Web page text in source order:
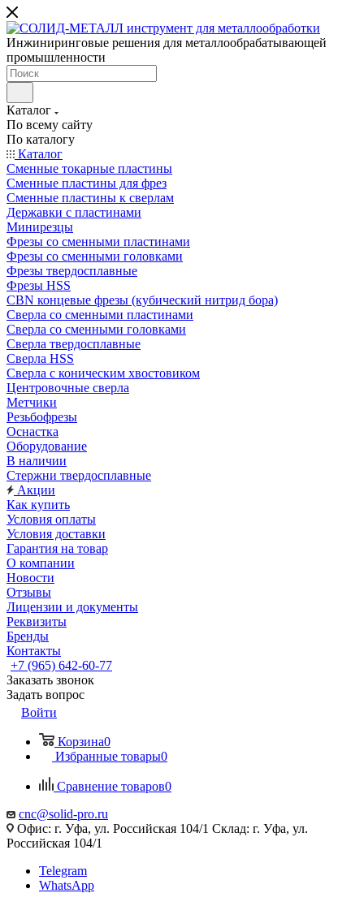
Инжиниринговые решения для металлообрабатывающей
промышленности
Каталог
По всему сайту
По каталогу
Каталог
Сменные токарные пластины
Сменные пластины для фрез
Сменные пластины к сверлам
Державки с пластинами
Минирезцы
Фрезы со сменными пластинами
Фрезы со сменными головками
Фрезы твердосплавные
Фрезы HSS
CBN концевые фрезы (кубический нитрид бора)
Сверла со сменными пластинами
Сверла со сменными головками
Сверла твердосплавные
Сверла HSS
Сверла с коническим хвостовиком
Центровочные сверла
Метчики
Резьбофрезы
Оснастка
Оборудование
В наличии
Стержни твердосплавные
Акции
Как купить
Условия оплаты
Условия доставки
Гарантия на товар
О компании
Новости
Отзывы
Лицензии и документы
Реквизиты
Бренды
Контакты
+7 (965) 642-60-77
Заказать звонок
Задать вопрос
Войти
Корзина0
Избранные товары0
Сравнение товаров0
cnc@solid-pro.ru
Офис: г. Уфа, ул. Российская 104/1 Склад: г. Уфа, ул.
Российская 104/1
Telegram
WhatsApp